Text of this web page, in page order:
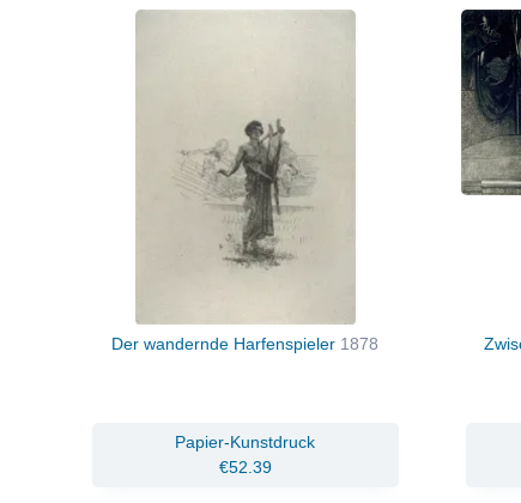
Der wandernde Harfenspieler 1878
Papier-Kunstdruck
€52.39